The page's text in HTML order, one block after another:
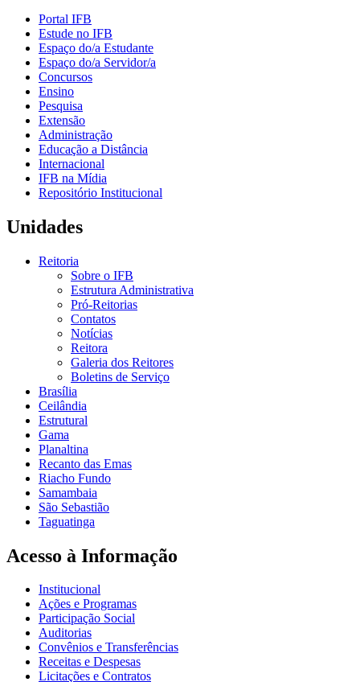
Portal IFB
Estude no IFB
Espaço do/a Estudante
Espaço do/a Servidor/a
Concursos
Ensino
Pesquisa
Extensão
Administração
Educação a Distância
Internacional
IFB na Mídia
Repositório Institucional
Unidades
Reitoria
Sobre o IFB
Estrutura Administrativa
Pró-Reitorias
Contatos
Notícias
Reitora
Galeria dos Reitores
Boletins de Serviço
Brasília
Ceilândia
Estrutural
Gama
Planaltina
Recanto das Emas
Riacho Fundo
Samambaia
São Sebastião
Taguatinga
Acesso à Informação
Institucional
Ações e Programas
Participação Social
Auditorias
Convênios e Transferências
Receitas e Despesas
Licitações e Contratos